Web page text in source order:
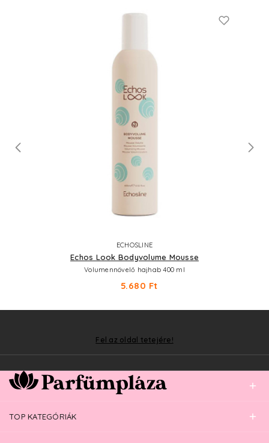
ECHOSLINE
Echos Look Bodyvolume Mousse
Volumennövelő hajhab 400 ml
5.680 Ft
Fel az oldal tetejére!
TOP KATEGÓRIÁK